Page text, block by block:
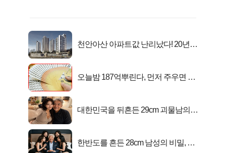
천안아산 아파트값 난리났다! 20년
오늘밤 187억뿌린다, 먼저 주우면 최
대한민국을 뒤흔든 29cm 괴물남의
한반도를 흔든 28cm 남성의 비밀, 매